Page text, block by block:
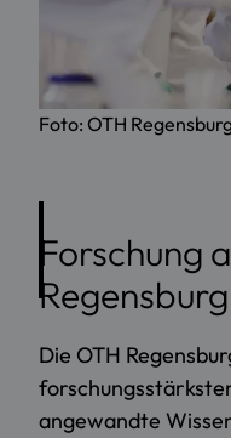
Foto: OTH
Forschung
Regensburg
Die OTH
angewandte